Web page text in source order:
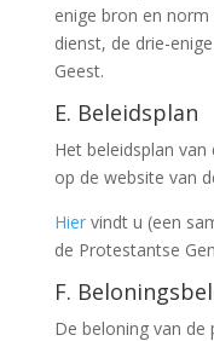
enige bron en
dienst, de drie-
Geest.
E. Beleidsplan
Het beleidsplan
op de website van
Hiervindt u (een
de Protestantse
F.
De beloning van de